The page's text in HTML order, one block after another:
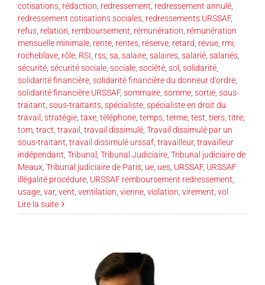
cotisations rédaction redressement redressement annulé
redressement cotisations sociales redressements URSSAF,
refus relation remboursement rémunération rémunération
mensuelle minimale rente rentes réserve retard revue rmi
rocheblave rôle RSI rss sa salaire salaires salarié salariés
sécurité sécurité sociale sociale société sol solidarité
solidarité financière solidarité financière du donneur d'ordre
solidarité financière URSSAF, sommaire somme sortie sous-
traitant sous-traitants spécialiste spécialiste en droit du
travail
stratégie taxe téléphone temps terme test tiers titre
tom tract travail travail dissimulé Travail dissimulé par un
sous-traitant travail dissimulé urssaf travailleur, travailleur
indépendant Tribunal Tribunal Judiciaire Tribunal judiciaire de
Meaux Tribunal judiciaire de Paris ue ues URSSAF, URSSAF
illégalité procédure URSSAF remboursement redressement
usage var, vent ventilation vienne violation virement vol
Lire la suite